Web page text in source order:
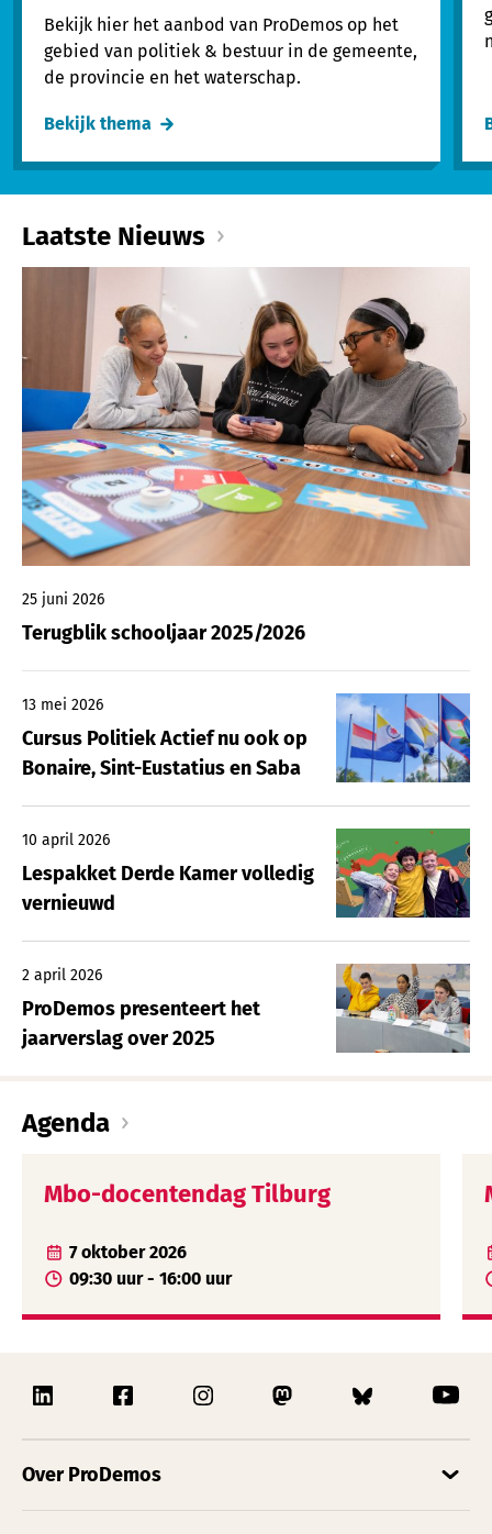
Bekijk hier het aanbod van ProDemos op het
gebied van politiek & bestuur in de gemeente,
de provincie en het waterschap.
Bekijk thema
Laatste Nieuws
25 juni 2026
Terugblik schooljaar 2025/2026
13 mei 2026
Cursus Politiek Actief nu ook op
Bonaire, Sint-Eustatius en Saba
10 april 2026
Lespakket Derde Kamer volledig
vernieuwd
2 april 2026
ProDemos presenteert het
jaarverslag over 2025
Agenda
Mbo-docentendag Tilburg
7 oktober 2026
09:30 uur - 16:00 uur
Over ProDemos